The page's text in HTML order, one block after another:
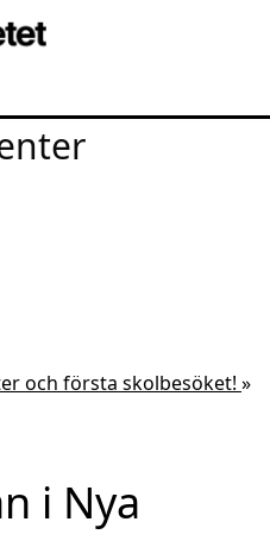
och första skolbesöket! »
i Nya